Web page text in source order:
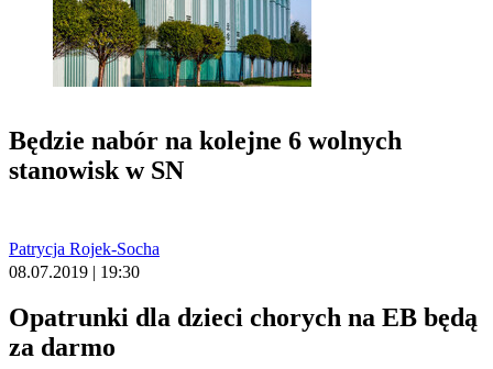
Będzie nabór na kolejne 6 wolnych
stanowisk w SN
Patrycja Rojek-Socha
08.07.2019 | 19:30
Opatrunki dla dzieci chorych na EB będą
za darmo